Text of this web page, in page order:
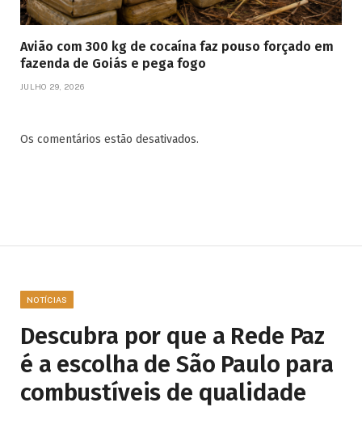
Avião com 300 kg de cocaína faz pouso forçado em
fazenda de Goiás e pega fogo
JULHO 29, 2026
Os comentários estão desativados.
NOTÍCIAS
Descubra por que a Rede Paz
é a escolha de São Paulo para
combustíveis de qualidade